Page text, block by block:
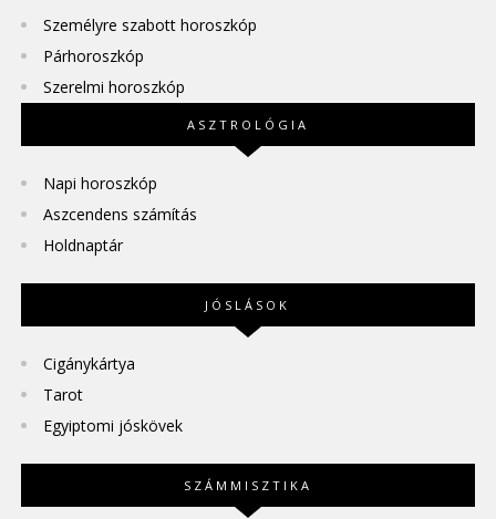
Személyre szabott horoszkóp
Párhoroszkóp
Szerelmi horoszkóp
ASZTROLÓGIA
Napi horoszkóp
Aszcendens számítás
Holdnaptár
JÓSLÁSOK
Cigánykártya
Tarot
Egyiptomi jóskövek
SZÁMMISZTIKA